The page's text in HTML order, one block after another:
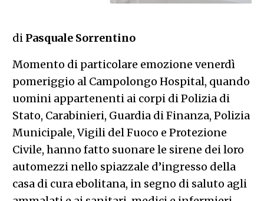
di Pasquale Sorrentino
Momento di particolare emozione venerdì
pomeriggio al Campolongo Hospital, quando
uomini appartenenti ai corpi di Polizia di
Stato, Carabinieri, Guardia di Finanza, Polizia
Municipale, Vigili del Fuoco e Protezione
Civile, hanno fatto suonare le sirene dei loro
automezzi nello spiazzale d’ingresso della
casa di cura ebolitana, in segno di saluto agli